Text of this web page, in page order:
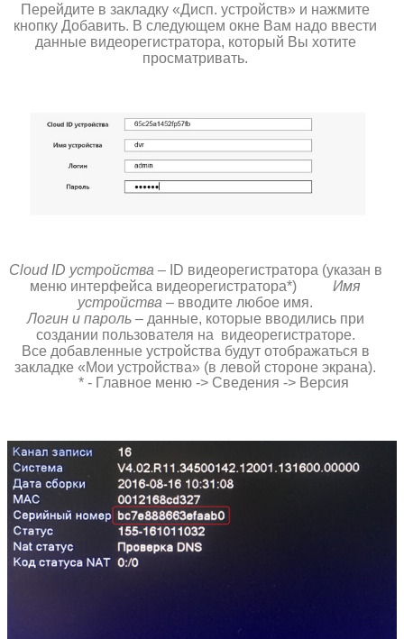
Перейдите в закладку «Дисп. устройств» и нажмите
кнопку Добавить. В следующем окне Вам надо ввести
данные видеорегистратора, который Вы хотите
просматривать.
Cloud ID устройства – ID видеорегистратора (указан в
меню интерфейса видеорегистратора*) Имя
устройства – вводите любое имя.
Логин и пароль– данные, которые вводились при
создании пользователя на видеорегистраторе.
Все добавленные устройства будут отображаться в
закладке «Мои устройства» (в левой стороне экрана).
* - Главное меню -> Сведения -> Версия